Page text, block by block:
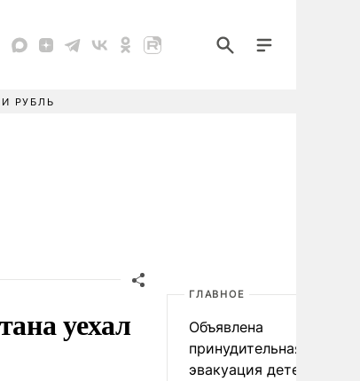
РУБЛЬ
уехал
ГЛАВНОЕ
Объявлена
принудительная
эвакуация детей в